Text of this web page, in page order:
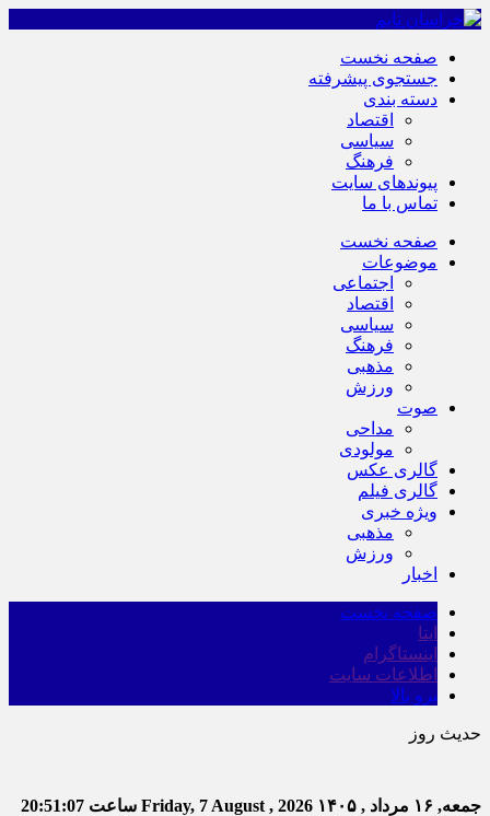
صفحه نخست
جستجوی پیشرفته
دسته بندی
اقتصاد
سیاسی
فرهنگ
پیوندهای سایت
تماس با ما
صفحه نخست
موضوعات
اجتماعی
اقتصاد
سیاسی
فرهنگ
مذهبی
ورزش
صوت
مداحی
مولودی
گالری عکس
گالری فیلم
ویژه خبری
مذهبی
ورزش
اخبار
صفحه نخست
ایتا
اینستاگرام
اطلاعات سایت
برو بالا
حدیث روز
جمعه, ۱۶ مرداد , ۱۴۰۵ Friday, 7 August , 2026 ساعت 20:51:07